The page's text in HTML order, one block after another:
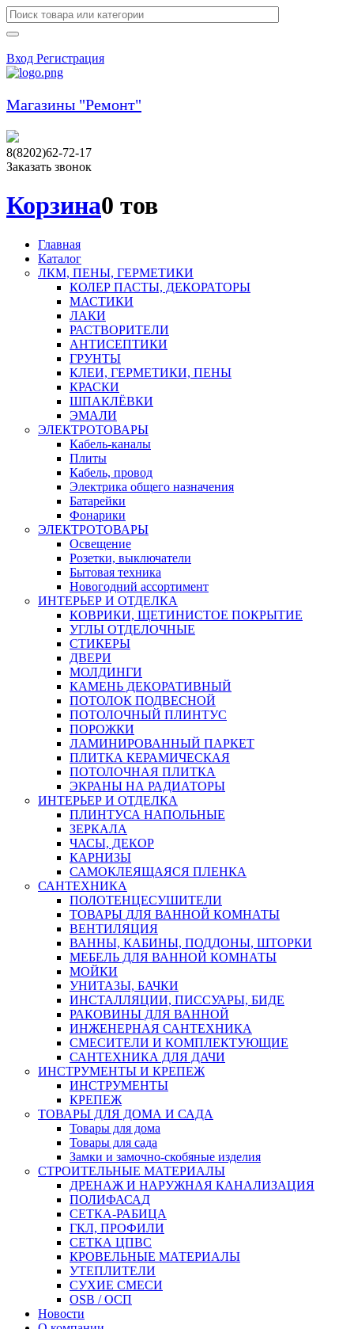
Вход Регистрация
Магазины "Ремонт"
8(8202)62-72-17
Заказать звонок
Корзина0 тов
Главная
Каталог
ЛКМ, ПЕНЫ, ГЕРМЕТИКИ
КОЛЕР ПАСТЫ, ДЕКОРАТОРЫ
МАСТИКИ
ЛАКИ
РАСТВОРИТЕЛИ
АНТИСЕПТИКИ
ГРУНТЫ
КЛЕИ, ГЕРМЕТИКИ, ПЕНЫ
КРАСКИ
ШПАКЛЁВКИ
ЭМАЛИ
ЭЛЕКТРОТОВАРЫ
Кабель-каналы
Плиты
Кабель, провод
Электрика общего назначения
Батарейки
Фонарики
ЭЛЕКТРОТОВАРЫ
Освещение
Розетки, выключатели
Бытовая техника
Новогодний ассортимент
ИНТЕРЬЕР И ОТДЕЛКА
КОВРИКИ, ЩЕТИНИСТОЕ ПОКРЫТИЕ
УГЛЫ ОТДЕЛОЧНЫЕ
СТИКЕРЫ
ДВЕРИ
МОЛДИНГИ
КАМЕНЬ ДЕКОРАТИВНЫЙ
ПОТОЛОК ПОДВЕСНОЙ
ПОТОЛОЧНЫЙ ПЛИНТУС
ПОРОЖКИ
ЛАМИНИРОВАННЫЙ ПАРКЕТ
ПЛИТКА КЕРАМИЧЕСКАЯ
ПОТОЛОЧНАЯ ПЛИТКА
ЭКРАНЫ НА РАДИАТОРЫ
ИНТЕРЬЕР И ОТДЕЛКА
ПЛИНТУСА НАПОЛЬНЫЕ
ЗЕРКАЛА
ЧАСЫ, ДЕКОР
КАРНИЗЫ
САМОКЛЕЯЩАЯСЯ ПЛЕНКА
САНТЕХНИКА
ПОЛОТЕНЦЕСУШИТЕЛИ
ТОВАРЫ ДЛЯ ВАННОЙ КОМНАТЫ
ВЕНТИЛЯЦИЯ
ВАННЫ, КАБИНЫ, ПОДДОНЫ, ШТОРКИ
МЕБЕЛЬ ДЛЯ ВАННОЙ КОМНАТЫ
МОЙКИ
УНИТАЗЫ, БАЧКИ
ИНСТАЛЛЯЦИИ, ПИССУАРЫ, БИДЕ
РАКОВИНЫ ДЛЯ ВАННОЙ
ИНЖЕНЕРНАЯ САНТЕХНИКА
СМЕСИТЕЛИ И КОМПЛЕКТУЮЩИЕ
САНТЕХНИКА ДЛЯ ДАЧИ
ИНСТРУМЕНТЫ И КРЕПЕЖ
ИНСТРУМЕНТЫ
КРЕПЕЖ
ТОВАРЫ ДЛЯ ДОМА И САДА
Товары для дома
Товары для сада
Замки и замочно-скобяные изделия
СТРОИТЕЛЬНЫЕ МАТЕРИАЛЫ
ДРЕНАЖ И НАРУЖНАЯ КАНАЛИЗАЦИЯ
ПОЛИФАСАД
СЕТКА-РАБИЦА
ГКЛ, ПРОФИЛИ
СЕТКА ЦПВС
КРОВЕЛЬНЫЕ МАТЕРИАЛЫ
УТЕПЛИТЕЛИ
СУХИЕ СМЕСИ
OSB / ОСП
Новости